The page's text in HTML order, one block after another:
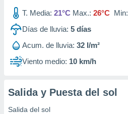
T. Media: 21°C Max.: 26°C Min:
Días de lluvia: 5 días
Acum. de lluvia: 32 l/m²
Viento medio: 10 km/h
Salida y Puesta del sol
Salida del sol